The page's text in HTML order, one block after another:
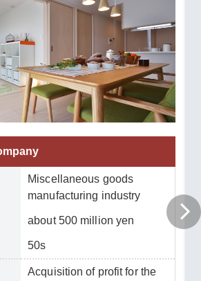
Miscellaneous goods
manufacturing industry
about 500 million yen
50s
Acquisition of profit for the